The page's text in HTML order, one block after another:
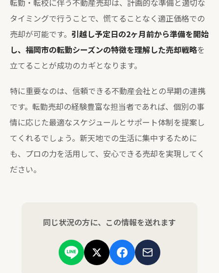
転勤・転校に伴う不動産売却は、計画的な準備と適切な
タイミングで行うことで、慌てることなく適正価格での
売却が可能です。 引越し予定日の2ヶ月前から準備を開始
し、福岡市の転勤シーズンの特徴を理解した売却戦略を
立てることが成功のカギとなります。
特に重要なのは、信頼できる不動産会社との早期の連携
です。転勤売却の経験豊富な担当者であれば、個別の事
情に応じた最適なスケジュールとサポート体制を提案し
てくれるでしょう。新天地での生活に集中するために
も、プロの力を活用して、安心できる売却を実現してく
ださい。
同じ状況の方に、この情報を送れます